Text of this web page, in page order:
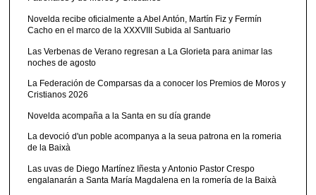
Novelda recibe oficialmente a Abel Antón, Martín Fiz y Fermín
Cacho en el marco de la XXXVIII Subida al Santuario
Las Verbenas de Verano regresan a La Glorieta para animar las
noches de agosto
La Federación de Comparsas da a conocer los Premios de Moros y
Cristianos 2026
Novelda acompaña a la Santa en su día grande
La devoció d'un poble acompanya a la seua patrona en la romeria
de la Baixà
Las uvas de Diego Martínez Iñesta y Antonio Pastor Crespo
engalanarán a Santa María Magdalena en la romería de la Baixà